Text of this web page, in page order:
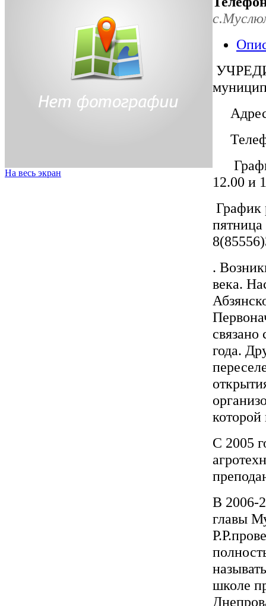
На весь экран
12.00 и
График
.
века.
года.
которой
С 2005
В 2006-
главы
школе